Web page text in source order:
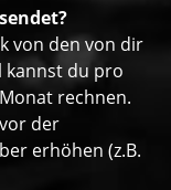
von den von dir
kannst du pro
rechnen.
der
erhöhen (z.B.